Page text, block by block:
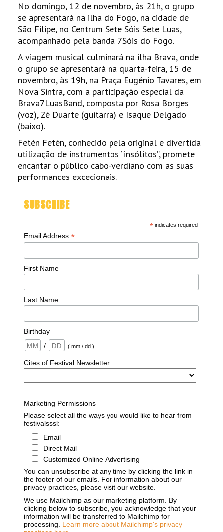
No domingo, 12 de novembro, às 21h, o grupo
se apresentará na ilha do Fogo, na cidade de
São Filipe, no Centrum Sete Sóis Sete Luas,
acompanhado pela banda 7Sóis do Fogo.
A viagem musical culminará na ilha Brava, onde
o grupo se apresentará na quarta-feira, 15 de
novembro, às 19h, na Praça Eugénio Tavares, em
Nova Sintra, com a participação especial da
Brava7LuasBand, composta por Rosa Borges
(voz), Zé Duarte (guitarra) e Isaque Delgado
(baixo).
Fetén Fetén, conhecido pela original e divertida
utilização de instrumentos “insólitos”, promete
encantar o público cabo-verdiano com as suas
performances excecionais.
SUBSCRIBE
* indicates required
Email Address *
First Name
Last Name
Birthday
/
( mm / dd )
Cites of Festival Newsletter
Marketing Permissions
Please select all the ways you would like to hear from
festivalsssl:
Email
Direct Mail
Customized Online Advertising
You can unsubscribe at any time by clicking the link in
the footer of our emails. For information about our
privacy practices, please visit our website.
We use Mailchimp as our marketing platform. By
clicking below to subscribe, you acknowledge that your
information will be transferred to Mailchimp for
processing. Learn more about Mailchimp's privacy